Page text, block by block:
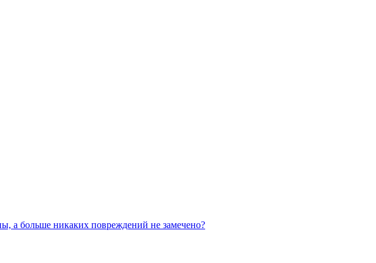
а больше никаких повреждений не замечено?